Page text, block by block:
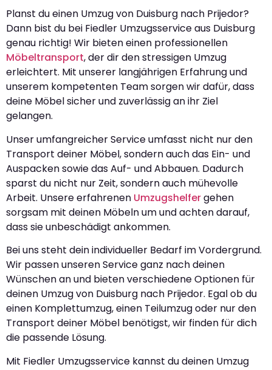
Planst du einen Umzug von Duisburg nach Prijedor?
Dann bist du bei Fiedler Umzugsservice aus Duisburg
genau richtig! Wir bieten einen professionellen
Möbeltransport, der dir den stressigen Umzug
erleichtert. Mit unserer langjährigen Erfahrung und
unserem kompetenten Team sorgen wir dafür, dass
deine Möbel sicher und zuverlässig an ihr Ziel
gelangen.
Unser umfangreicher Service umfasst nicht nur den
Transport deiner Möbel, sondern auch das Ein- und
Auspacken sowie das Auf- und Abbauen. Dadurch
sparst du nicht nur Zeit, sondern auch mühevolle
Arbeit. Unsere erfahrenen Umzugshelfergehen
sorgsam mit deinen Möbeln um und achten darauf,
dass sie unbeschädigt ankommen.
Bei uns steht dein individueller Bedarf im Vordergrund.
Wir passen unseren Service ganz nach deinen
Wünschen an und bieten verschiedene Optionen für
deinen Umzug von Duisburg nach Prijedor. Egal ob du
einen Komplettumzug, einen Teilumzug oder nur den
Transport deiner Möbel benötigst, wir finden für dich
die passende Lösung.
Mit Fiedler Umzugsservice kannst du deinen Umzug